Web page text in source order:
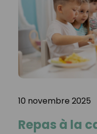
10 novembre 2025
Repas à la